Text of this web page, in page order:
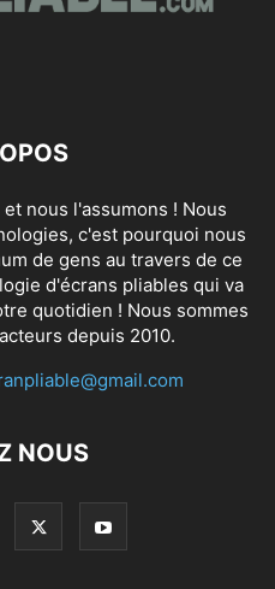
nous l'assumons ! Nous
c'est pourquoi nous
de gens au travers de ce
d'écrans pliables qui va
quotidien ! Nous sommes
depuis 2010.
NOUS